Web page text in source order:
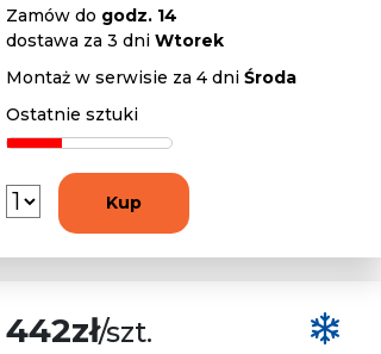
Zamów do godz. 14
dostawa za 3 dni Wtorek
Montaż w serwisie za 4 dni Środa
Ostatnie sztuki
Kup
442zł/szt.